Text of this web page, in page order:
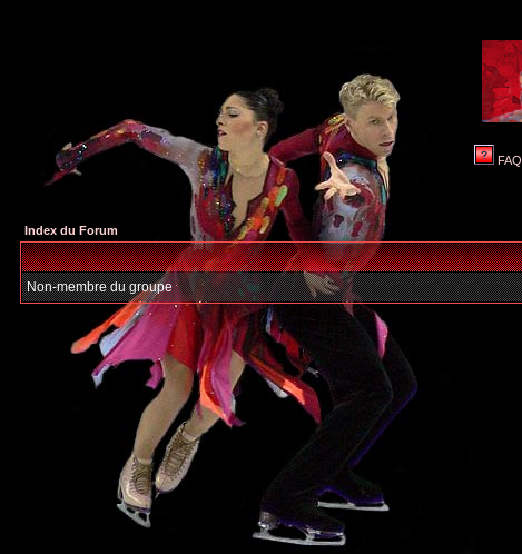
FAQ
Index du Forum
Non-membre du groupe